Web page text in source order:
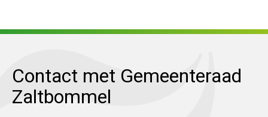
Contact met Gemeenteraad
Zaltbommel